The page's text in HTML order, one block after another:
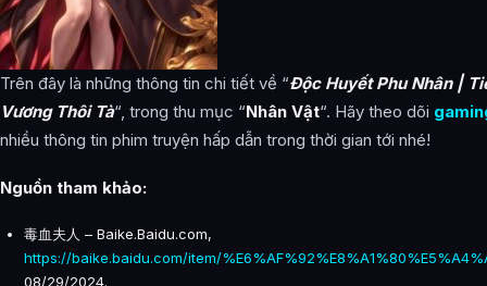
Trên đây là những thông tin chi tiết về “Độc Huyết Phu Nhân |
Vương Thôi Tà“, trong thu mục “Nhân Vật“. Hãy theo dõi
nhiều thông tin phim truyện hấp dẫn trong thời gian tới nhé!
Nguồn tham khảo:
毒血夫人 – Baike.Baidu.com,
https://baike.baidu.com/item/
08/29/2024.